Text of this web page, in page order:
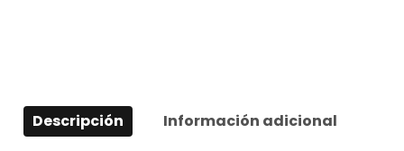
Descripción Información adicional